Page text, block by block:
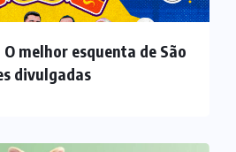
melhor esquenta de São
divulgadas